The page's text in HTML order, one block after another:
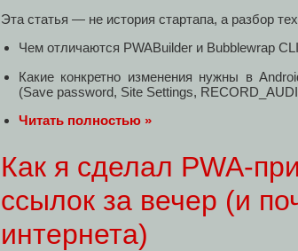
Эта статья — не история стартапа, а разбор
Чем отличаются PWABuilder и Bubblewrap
Какие конкретно изменения нужны в
(Save password, Site Settings,
Читать полностью »
Как я сделал PWA-
ссылок за вечер (и
интернета)